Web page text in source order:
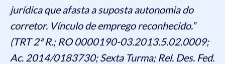
jurídica que afasta a suposta autonomia do
corretor. Vínculo de emprego reconhecido.”
(TRT 2ª R.; RO 0000190-03.2013.5.02.0009;
Ac. 2014/0183730; Sexta Turma; Rel. Des. Fed.